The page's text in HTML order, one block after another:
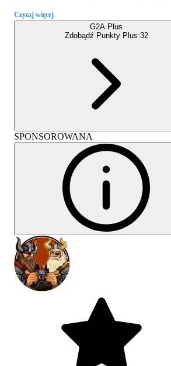
Czytaj więcej
G2A Plus
Zdobądź Punkty Plus:32
SPONSOROWANA